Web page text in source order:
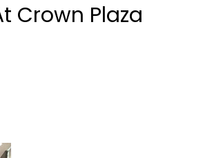
Crown Plaza